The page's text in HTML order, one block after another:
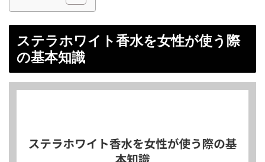
ステラホワイト香水を女性が使う際
の基本知識